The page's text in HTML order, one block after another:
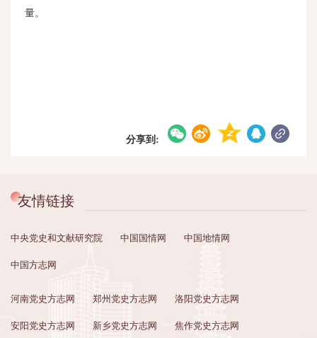
量。
分享到:
友情链接
中央党史和文献研究院 中国国情网 中国地情网
中国方志网
河南党史方志网 郑州党史方志网 洛阳党史方志网
安阳党史方志网 新乡党史方志网 焦作党史方志网